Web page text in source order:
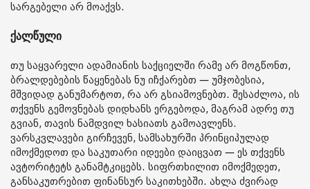
სარგებელი არ მოაქვს.
ქალწული
თუ საყვარელი ადამიანის საქციელში რამე არ მოგწონთ,
ბრალდებების წაყენებას ნუ იჩქარებთ — უმჯობესია,
მშვიდად განუმარტოთ, რა არ გსიამოვნებთ. შესაძლოა, ის
თქვენს გემოვნებას დიდხანს ერგებოდა, მაგრამ ადრე თუ
გვიან, თავის ნამდვილ ხასიათს გამოავლენს.
ვარსკვლავები გირჩევენ, სამსახურში პრინციპულად
იმოქმედოთ და საკუთარი იდეები დაიცვათ — ეს თქვენს
ავტორიტეტს განამტკიცებს. სიფრთხილით იმოქმედეთ,
განსაკუთრებით ფინანსურ საკითხებში. ახლა ძვირად